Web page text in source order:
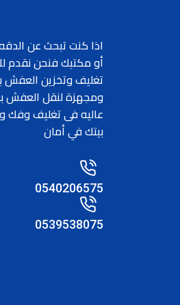
اذا كنت تبحث عن
أو مكتبك فنحن نقدم
تغليف وتخزين العفش
ومجهزة لنقل العفش
عاليه فى تغليف وفك
بيتك في أمان
0540206575
0539538075